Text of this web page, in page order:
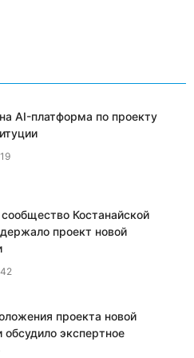
AI-платформа по проекту
Костанайской
проект новой
проекта новой
обсудило экспертное